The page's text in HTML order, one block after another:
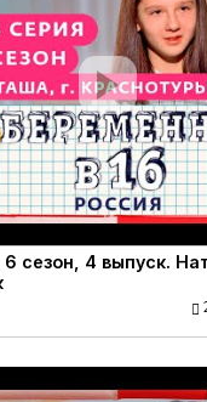
сезон, 4 выпуск.